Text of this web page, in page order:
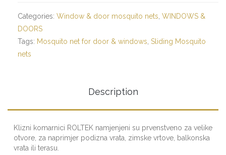
Categories: Window & door mosquito nets WINDOWS &
DOORS
Tags: Mosquito net for door & windows Sliding Mosquito
nets
Description
Klizni komarnici ROLTEK namjenjeni su prvenstveno za velike
otvore, za naprimjer podizna vrata, zimske vrtove, balkonska
vrata ili terasu.